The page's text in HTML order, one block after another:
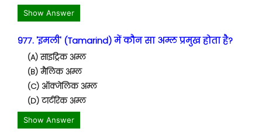
Show Answer
977. 'इमली' (Tamarind) में कौन सा अम्ल प्रमुख होता है?
(A) साइट्रिक अम्ल
(B) मैलिक अम्ल
(C) ऑक्जेलिक अम्ल
(D) टार्टरिक अम्ल
Show Answer